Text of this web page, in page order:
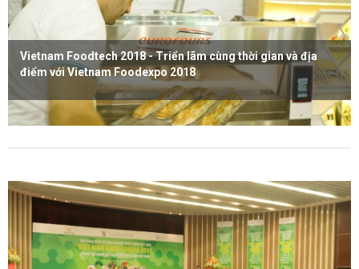
Vietnam Foodtech 2018 - Triển lãm cùng thời gian và địa
điểm với Vietnam Foodexpo 2018
Xem thêm